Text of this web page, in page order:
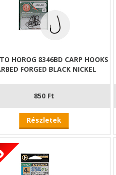
HOROG 8346BD CARP HOOKS
FORGED BLACK NICKEL
850 Ft
Részletek